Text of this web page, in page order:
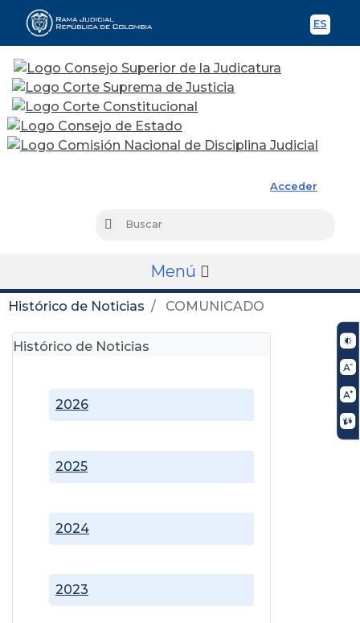
ES
Acceder
Buscar
Menú
Histórico de Noticias COMUNICADO
Histórico de Noticias
2023
2024
2025
2026